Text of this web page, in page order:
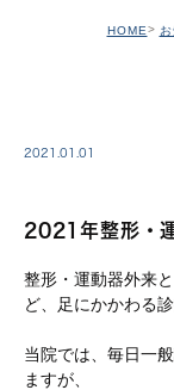
HOME
2021.01.01
2021年整形・
整形・運動器外来
ど、足にかかわる
当院では、毎日一
ますが、